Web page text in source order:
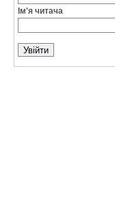
Ім'я читача